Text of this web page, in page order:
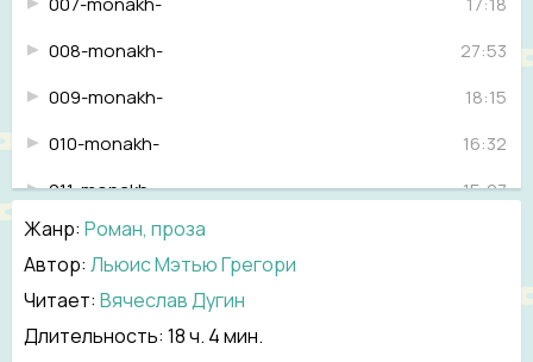
27:53
008-monakh-
18:15
009-monakh-
16:32
010-monakh-
15:07
011-monakh-
012-monakh-
013-monakh-
014-monakh-
Жанр: Роман, проза
Автор: Льюис Мэтью Грегори
Читает: Вячеслав Дугин
Длительность: 18 ч. 4 мин.